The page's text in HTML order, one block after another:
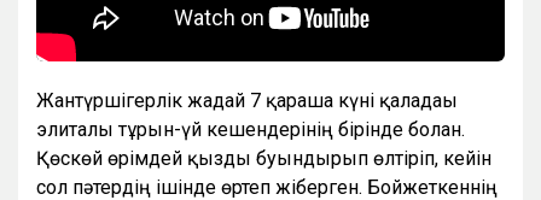
Жантүршігерлік жағдай 7 қараша күні қаладағы
элиталы тұрғын-үй кешендерінің бірінде болған.
Қөскөй өрімдей қызды буындырып өлтіріп, кейін
сол пәтердің ішінде өртеп жіберген. Бойжеткеннің